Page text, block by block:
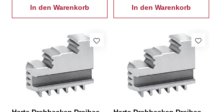
In den Warenkorb In den Warenkorb